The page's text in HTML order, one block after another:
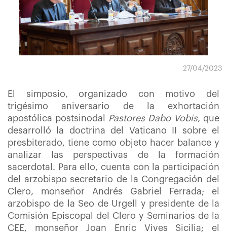
27/04/2023
El simposio, organizado con motivo del
trigésimo aniversario de la exhortación
apostólica postsinodal
Pastores Dabo Vobis, que
desarrolló la doctrina del Vaticano II sobre el
presbiterado, tiene como objeto hacer balance y
analizar las perspectivas de la formación
sacerdotal. Para ello, cuenta con la participación
del arzobispo secretario de la Congregación del
Clero, monseñor Andrés Gabriel Ferrada; el
arzobispo de la Seo de Urgell y presidente de la
Comisión Episcopal del Clero y Seminarios de la
CEE, monseñor Joan Enric Vives Sicilia; el